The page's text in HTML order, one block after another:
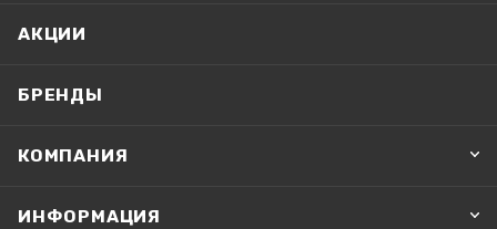
АКЦИИ
БРЕНДЫ
КОМПАНИЯ
ИНФОРМАЦИЯ